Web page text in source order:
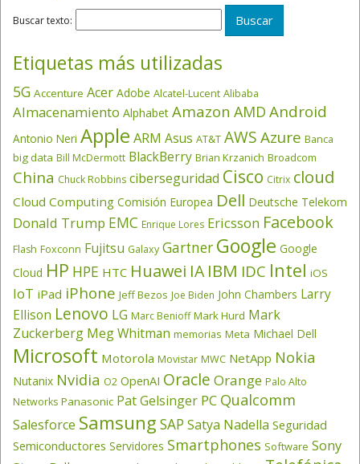
Buscar texto:
Etiquetas más utilizadas
5G Accenture Acer Adobe Alcatel-Lucent Alibaba
Almacenamiento Alphabet Amazon AMD Android
Antonio Neri Apple ARM Asus AT&T AWSAzure Banca
big data Bill McDermott BlackBerry Brian Krzanich Broadcom
China Chuck Robbins ciberseguridad Cisco Citrix cloud
Cloud Computing Comisión Europea Dell Deutsche Telekom
Donald Trump EMC Enrique Lores Ericsson Facebook
Flash Foxconn Fujitsu Galaxy Gartner Google Google
Cloud HP HPE HTC Huawei IA IBM IDC Intel iOS
IoT iPad iPhone Jeff Bezos Joe Biden John Chambers Larry
Ellison Lenovo LG Marc Benioff Mark Hurd Mark
Zuckerberg Meg Whitman memorias Meta Michael Dell
Microsoft Motorola Movistar MWC NetApp Nokia
Nutanix Nvidia O2 OpenAI Oracle Orange Palo Alto
Networks Panasonic Pat Gelsinger PC Qualcomm
Salesforce Samsung SAP Satya Nadella Seguridad
Semiconductores Servidores Smartphones Software Sony